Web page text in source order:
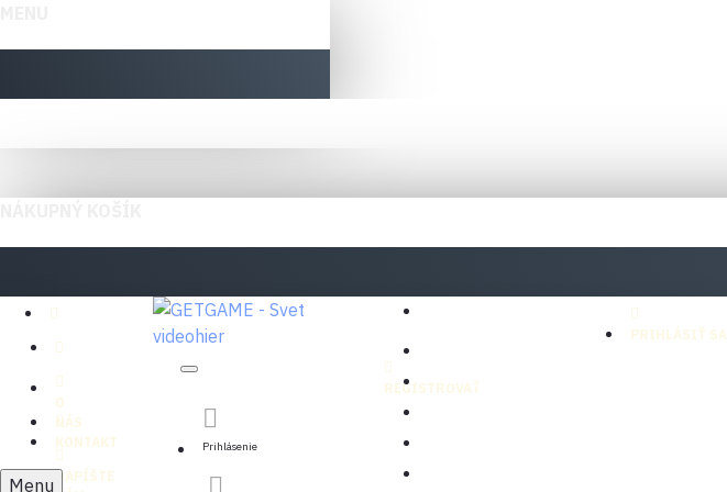
O
NÁS
NAPÍŠTE
Prihlásenie
PLAYSTATION 5
PRIHLÁSIŤ SA
REGISTROVAŤ
KONTAKT
Menu